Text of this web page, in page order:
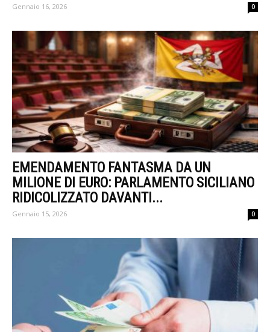
Gennaio 16, 2026 0
EMENDAMENTO FANTASMA DA UN
MILIONE DI EURO: PARLAMENTO SICILIANO
RIDICOLIZZATO DAVANTI...
Gennaio 15, 2026 0